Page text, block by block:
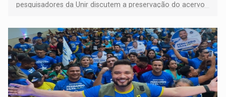
pesquisadores da Unir discutem a preservação do acervo
memória como bússola para o futuro